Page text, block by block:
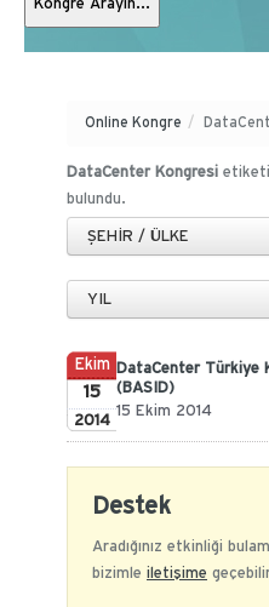
Online Kongre /
DataCenter Kongresi
bulundu.
Ekim
15
2014
DataCenter Türkiye
(BASID)
15 Ekim 2014
Destek
Aradığınız etkinliği
bizimle iletişime